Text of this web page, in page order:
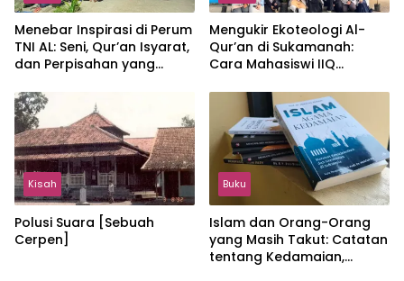
Menebar Inspirasi di Perum
TNI AL: Seni, Qur’an Isyarat,
dan Perpisahan yang
Mengukir Ekoteologi Al-
Qur’an di Sukamanah:
Cara Mahasiswi IIQ
Jonggol
Kisah
Polusi Suara [Sebuah
Cerpen]
Buku
Islam dan Orang-Orang
yang Masih Takut: Catatan
tentang Kedamaian,